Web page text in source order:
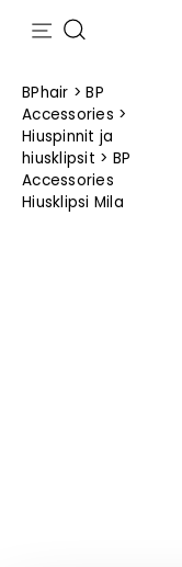
BPhair >BP
Accessories >
Hiuspinnit ja
hiusklipsit > BP
Accessories
Hiusklipsi Mila